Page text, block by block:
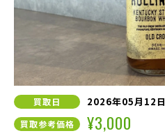
買取日 2026年05月12日
買取参考価格 ¥3,000